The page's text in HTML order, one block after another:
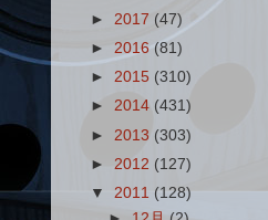
► 2017 (47)
► 2016 (81)
► 2015 (310)
► 2014 (431)
► 2013 (303)
► 2012 (127)
▼ 2011 (128)